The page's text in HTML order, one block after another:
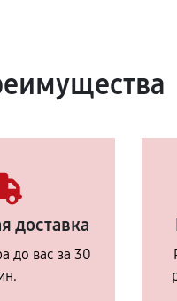
доставка
до вас за 30